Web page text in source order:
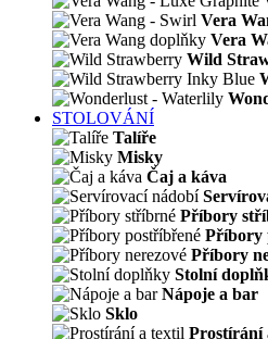
Vera
Vera
Wild
STOLOVÁNÍ
Talíře
Misky
Čaj a káva
Příbory
Příbory
Příbory
Stolní
Nápoje a bar
Sklo
Prostírání